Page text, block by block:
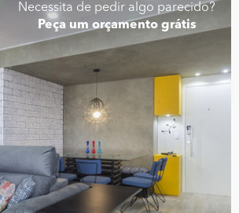
Necessita de pedir algo parecido?
Peça um orçamento grátis